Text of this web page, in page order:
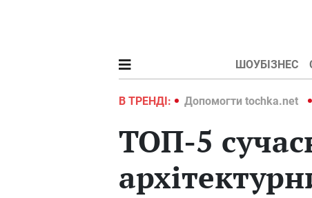
ШОУБІЗНЕС
В ТРЕНДІ:
Війна в Україні 2022 Допомогти tochka.net
ТОП-5